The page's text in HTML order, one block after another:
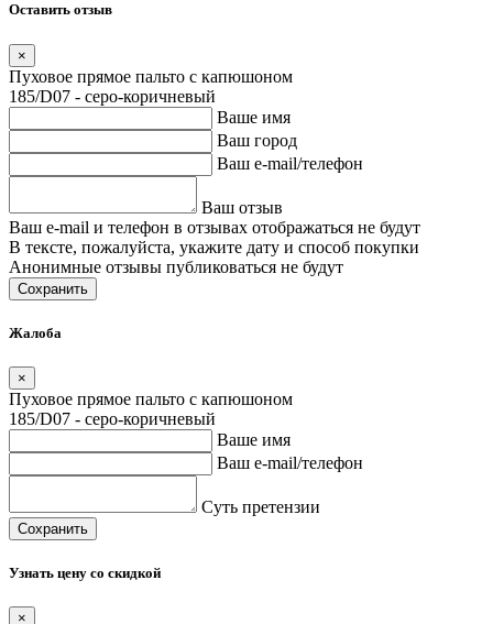
Оставить отзыв
×
Пуховое прямое пальто с капюшоном
185/D07 - серо-коричневый
Ваше имя
Ваш город
Ваш e-mail/телефон
Ваш отзыв
Ваш e-mail и телефон в отзывах отображаться не будут
В тексте, пожалуйста, укажите дату и способ покупки
Анонимные отзывы публиковаться не будут
Сохранить
Жалоба
×
Пуховое прямое пальто с капюшоном
185/D07 - серо-коричневый
Ваше имя
Ваш e-mail/телефон
Суть претензии
Сохранить
Узнать цену со скидкой
×